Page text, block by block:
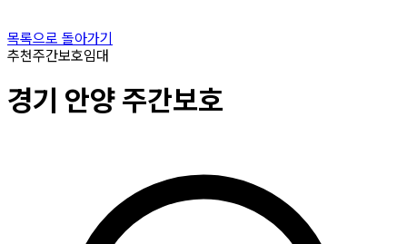
목록으로 돌아가기
추천주간보호임대
경기 안양 주간보호